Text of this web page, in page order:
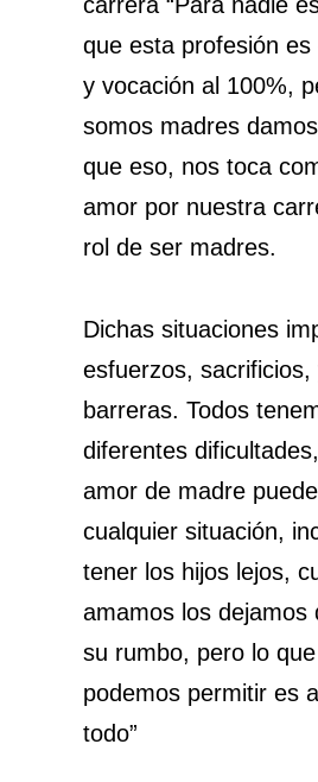
que esta profesión
y vocación al 100%,
somos madres
que eso, nos toca
amor por nuestra
rol de ser madres.
Dichas situaciones
esfuerzos,
barreras. Todos
diferentes
amor de madre
cualquier situación,
tener los hijos lejos,
amamos los dejamos
su rumbo, pero lo
podemos permitir es
todo”